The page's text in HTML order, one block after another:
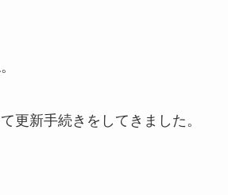
更新手続きをしてきました。